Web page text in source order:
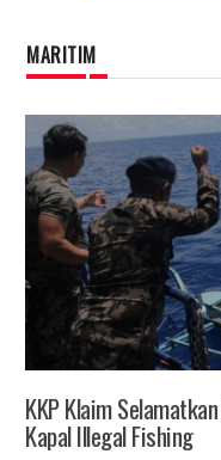
MARITIM
KKP Klaim
Kapal Illegal Fishing